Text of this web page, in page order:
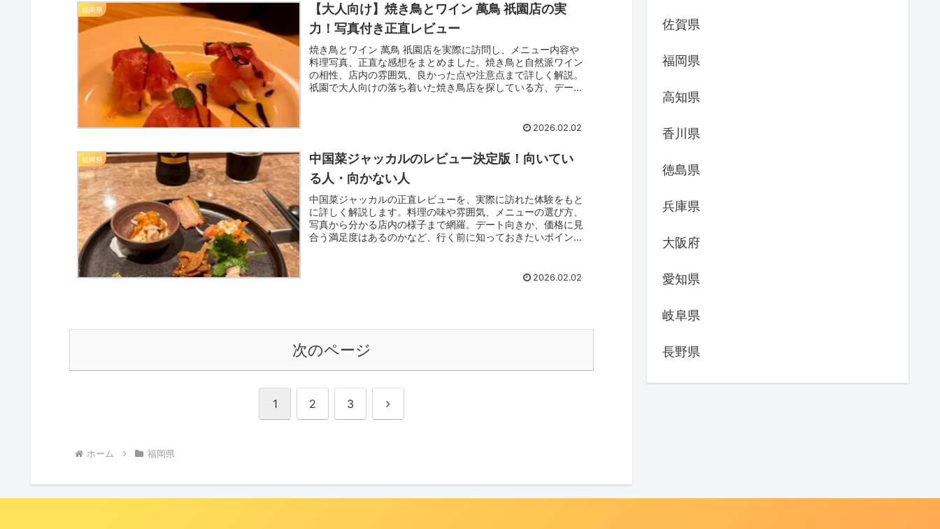
福岡県
【大人向け】焼き鳥とワイン 萬鳥 祇園店の実
力！写真付き正直レビュー
焼き鳥とワイン 萬鳥 祇園店を実際に訪問し、メニュー内容や
料理写真、正直な感想をまとめました。焼き鳥と自然派ワイン
の相性、店内の雰囲気、良かった点や注意点まで詳しく解説。
祇園で大人向けの落ち着いた焼き鳥店を探している方、デート
2026.02.02
福岡県
中国菜ジャッカルのレビュー決定版！向いてい
る人・向かない人
中国菜ジャッカルの正直レビューを、実際に訪れた体験をもと
に詳しく解説します。料理の味や雰囲気、メニューの選び方、
写真から分かる店内の様子まで網羅。デート向きか、価格に見
合う満足度はあるのかなど、行く前に知っておきたいポイント
2026.02.02
次のページ
1 2 3 次
ホーム 福岡県
佐賀県
福岡県
高知県
香川県
徳島県
兵庫県
大阪府
愛知県
岐阜県
長野県